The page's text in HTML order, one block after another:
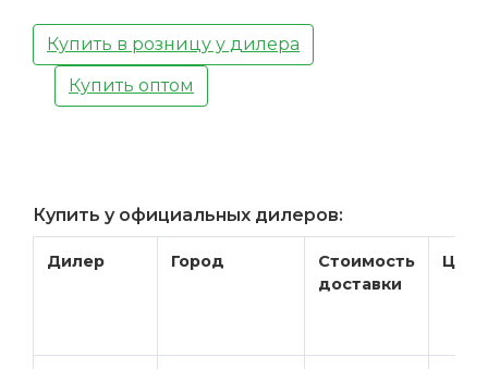
Купить в розницу у дилера
Купить оптом
Купить у официальных дилеров:
Дилер Город
Стоимость
доставки